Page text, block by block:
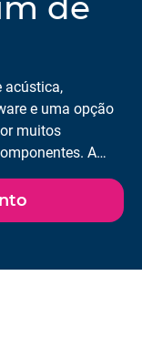
acústica,
e uma opção
muitos
A
permite
falhas. Todo o
utilizando a